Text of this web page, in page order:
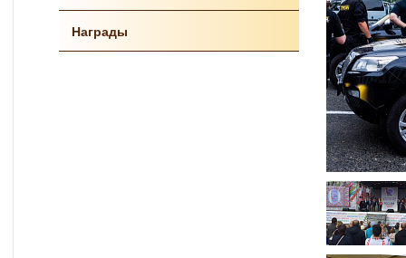
Награды